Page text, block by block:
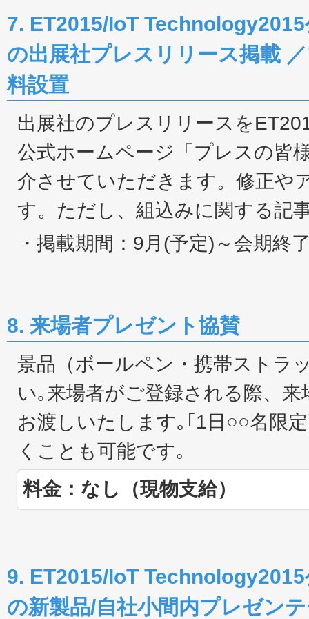
7. ET2015/IoT
の出展社プレスリリース掲載
料設置
出展社のプレスリリースを
公式ホームページ「プレスの皆
介させていただきます。修正や
す。ただし、組込みに関する記
・掲載期間：9月(予定)～会期終
8. 来場者プレゼント協賛
景品（ボールペン・携帯ストラ
い｡来場者がご登録される際、
お渡しいたします｡｢1日○○名限
くことも可能です｡
料金：なし（現物支給）
9. ET2015/IoT
の新製品/自社小間内プレゼン